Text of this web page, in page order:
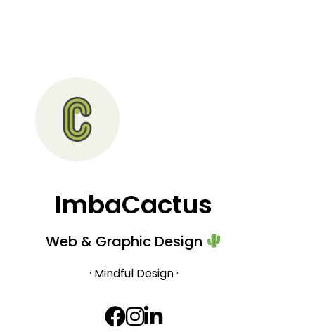
ImbaCactus
Web & Graphic Design
· Mindful Design ·